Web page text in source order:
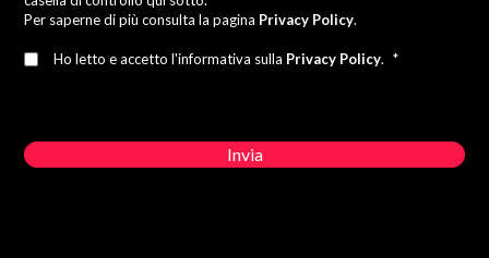
Per saperne di più consulta la pagina Privacy Policy.
Ho letto e accetto l'informativa sulla Privacy Policy. *